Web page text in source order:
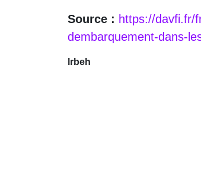
Source : https://davfi.fr/
dembarquement-dans-
lrbeh